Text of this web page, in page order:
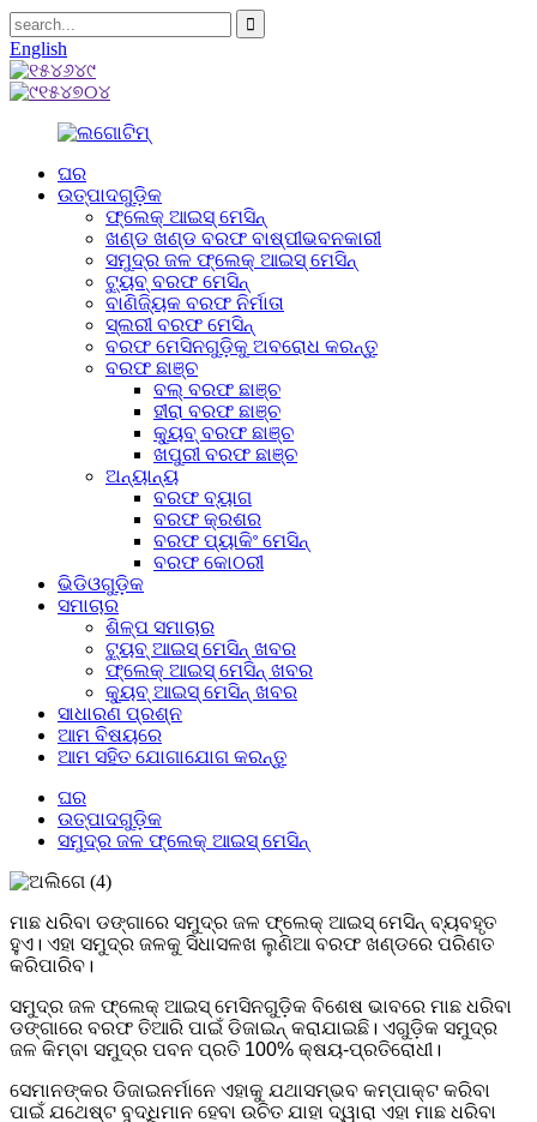
English
ଘର
ଉତ୍ପାଦଗୁଡ଼ିକ
ଫ୍ଲେକ୍ ଆଇସ୍ ମେସିନ୍
ଖଣ୍ଡ ଖଣ୍ଡ ବରଫ ବାଷ୍ପୀଭବନକାରୀ
ସମୁଦ୍ର ଜଳ ଫ୍ଲେକ୍ ଆଇସ୍ ମେସିନ୍
ଟ୍ୟୁବ୍ ବରଫ ମେସିନ୍
ବାଣିଜ୍ୟିକ ବରଫ ନିର୍ମାତା
ସ୍ଲରୀ ବରଫ ମେସିନ୍
ବରଫ ମେସିନଗୁଡ଼ିକୁ ଅବରୋଧ କରନ୍ତୁ
ବରଫ ଛାଞ୍ଚ
ବଲ୍ ବରଫ ଛାଞ୍ଚ
ହୀରା ବରଫ ଛାଞ୍ଚ
କ୍ୟୁବ୍ ବରଫ ଛାଞ୍ଚ
ଖପୁରୀ ବରଫ ଛାଞ୍ଚ
ଅନ୍ୟାନ୍ୟ
ବରଫ ବ୍ୟାଗ
ବରଫ କ୍ରଶର
ବରଫ ପ୍ୟାକିଂ ମେସିନ୍
ବରଫ କୋଠରୀ
ଭିଡିଓଗୁଡ଼ିକ
ସମାଚାର
ଶିଳ୍ପ ସମାଚାର
ଟ୍ୟୁବ୍ ଆଇସ୍ ମେସିନ୍ ଖବର
ଫ୍ଲେକ୍ ଆଇସ୍ ମେସିନ୍ ଖବର
କ୍ୟୁବ୍ ଆଇସ୍ ମେସିନ୍ ଖବର
ସାଧାରଣ ପ୍ରଶ୍ନ
ଆମ ବିଷୟରେ
ଆମ ସହିତ ଯୋଗାଯୋଗ କରନ୍ତୁ
ଘର
ଉତ୍ପାଦଗୁଡ଼ିକ
ସମୁଦ୍ର ଜଳ ଫ୍ଲେକ୍ ଆଇସ୍ ମେସିନ୍
ମାଛ ଧରିବା ଡଙ୍ଗାରେ ସମୁଦ୍ର ଜଳ ଫ୍ଲେକ୍ ଆଇସ୍ ମେସିନ୍ ବ୍ୟବହୃତ
ହୁଏ। ଏହା ସମୁଦ୍ର ଜଳକୁ ସିଧାସଳଖ ଲୁଣିଆ ବରଫ ଖଣ୍ଡରେ ପରିଣତ
କରିପାରିବ।
ସମୁଦ୍ର ଜଳ ଫ୍ଲେକ୍ ଆଇସ୍ ମେସିନଗୁଡ଼ିକ ବିଶେଷ ଭାବରେ ମାଛ ଧରିବା
ଡଙ୍ଗାରେ ବରଫ ତିଆରି ପାଇଁ ଡିଜାଇନ୍ କରାଯାଇଛି। ଏଗୁଡ଼ିକ ସମୁଦ୍ର
ଜଳ କିମ୍ବା ସମୁଦ୍ର ପବନ ପ୍ରତି 100% କ୍ଷୟ-ପ୍ରତିରୋଧୀ।
ସେମାନଙ୍କର ଡିଜାଇନର୍ମାନେ ଏହାକୁ ଯଥାସମ୍ଭବ କମ୍ପାକ୍ଟ କରିବା
ପାଇଁ ଯଥେଷ୍ଟ ବୁଦ୍ଧିମାନ ହେବା ଉଚିତ ଯାହା ଦ୍ୱାରା ଏହା ମାଛ ଧରିବା